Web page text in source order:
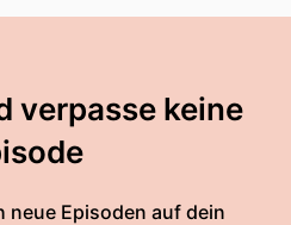
verpasse keine
neue Episoden auf dein